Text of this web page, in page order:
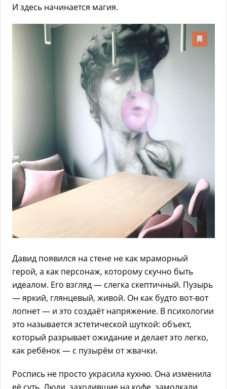
И здесь начинается магия.
Давид появился на стене не как мраморный
герой, а как персонаж, которому скучно быть
идеалом. Его взгляд — слегка скептичный. Пузырь
— яркий, глянцевый, живой. Он как будто вот-вот
лопнет — и это создаёт напряжение. В психологии
это называется эстетической шуткой: объект,
который разрывает ожидание и делает это легко,
как ребёнок — с пузырём от жвачки.
Роспись не просто украсила кухню. Она изменила